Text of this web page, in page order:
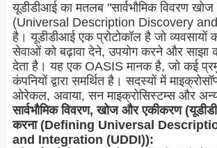
यूडीडीआई का मतलब "सार्वभौमिक विवरण
(Universal Description Discovery
है। यूडीडीआई एक प्रोटोकॉल है जो व्यवसायों
सेवाओं को बढ़ावा देने, उपयोग करने और साझा
देता है। यह एक OASIS मानक है, जो कई
कंपनियों द्वारा समर्थित है। सदस्यों में
ओरेकल, अवाया, सन माइक्रोसिस्टम्स और
सार्वभौमिक विवरण, खोज और एकीकरण
करना (Defining Universal
and Integration (UDDI)):